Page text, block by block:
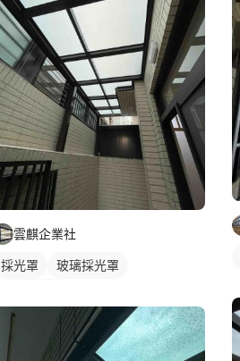
雲麒企業社
採光罩
玻璃採光罩